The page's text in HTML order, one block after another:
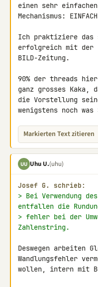
einen sehr einfachen
Mechanismus:
Ich praktiziere das
erfolgreich mit der
BILD-Zeitung.
90% der threads
ganz grosses Kaka,
die Vorstellung
wenigstens noch
Markierten Text zitieren
UU Uhu U.(uhu)
Josef G. schrieb:
> Bei Verwendung
entfallen die
> fehler bei der
Zahlenstring.
Deswegen arbeiten
Wandlungsfehler
wollen, intern mit